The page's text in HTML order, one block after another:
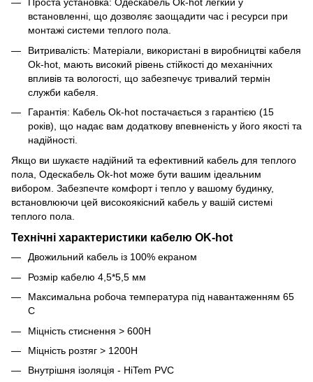
Проста установка: Одескабель Ok-hot легкий у
встановленні, що дозволяє заощадити час і ресурси при
монтажі системи теплого пола.
Витривалість: Матеріали, використані в виробництві кабеля
Ok-hot, мають високий рівень стійкості до механічних
впливів та вологості, що забезпечує тривалий термін
служби кабеля.
Гарантія: Кабель Ok-hot постачається з гарантією (15
років), що надає вам додаткову впевненість у його якості та
надійності.
Якщо ви шукаєте надійний та ефективний кабель для теплого
пола, Одескабель Ok-hot може бути вашим ідеальним
вибором. Забезпечте комфорт і тепло у вашому будинку,
встановлюючи цей високоякісний кабель у вашій системі
теплого пола.
Технічні характеристики кабелю OK-hot
Двожильний кабель із 100% екраном
Розмір кабелю 4,5*5,5 мм
Максимальна робоча температура під навантаженням 65
С
Міцність стиснення > 600H
Міцність розтяг > 1200H
Внутрішня ізоляція - HiTem PVC